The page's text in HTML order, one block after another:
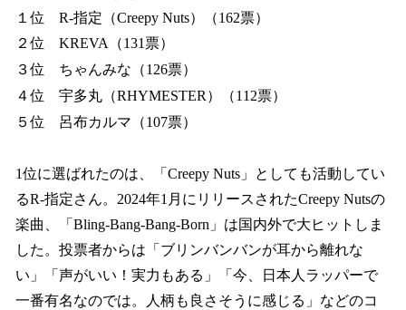
１位 R-指定（Creepy Nuts）（162票）
２位 KREVA（131票）
３位 ちゃんみな（126票）
４位 宇多丸（RHYMESTER）（112票）
５位 呂布カルマ（107票）
1位に選ばれたのは、「Creepy Nuts」としても活動してい
るR‐指定さん。2024年1月にリリースされたCreepy Nutsの
楽曲、「Bling‐Bang‐Bang‐Born」は国内外で大ヒットしま
した。投票者からは「ブリンバンバンが耳から離れな
い」「声がいい！実力もある」「今、日本人ラッパーで
一番有名なのでは。人柄も良さそうに感じる」などのコ